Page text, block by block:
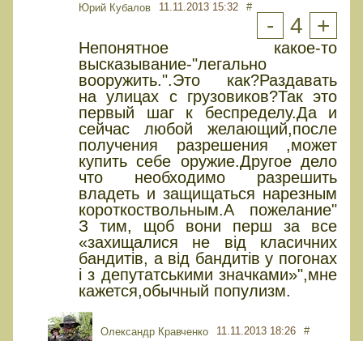
Юрий Кубалов 11.11.2013 15:32 #
- 4 +
Непонятное какое-то
высказывание-"легально
вооружить.".Это как?Раздавать
на улицах с грузовиков?Так это
первый шаг к беспределу.Да и
сейчас любой желающий,после
получения разрешения ,может
купить себе оружие.Другое дело
что необходимо разрешить
владеть и защищаться нарезным
короткоствольным.А пожелание"
З тим, щоб вони перш за все
«захищалися не від класичних
бандитів, а від бандитів у погонах
і з депутатськими значками»",мне
кажется,обычный популизм.
Олександр Кравченко 11.11.2013 18:26 #